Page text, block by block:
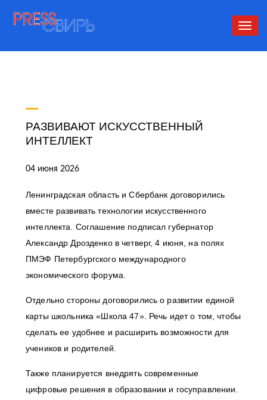
РАЗВИВАЮТ ИСКУССТВЕННЫЙ
ИНТЕЛЛЕКТ
04 июня 2026
Ленинградская область и Сбербанк договорились
вместе развивать технологии искусственного
интеллекта. Соглашение подписал губернатор
Александр Дрозденко в четверг, 4 июня, на полях
ПМЭФ Петербургского международного
экономического форума.
Отдельно стороны договорились о развитии единой
карты школьника «Школа 47». Речь идет о том, чтобы
сделать ее удобнее и расширить возможности для
учеников и родителей.
Также планируется внедрять современные
цифровые решения в образовании и госуправлении.